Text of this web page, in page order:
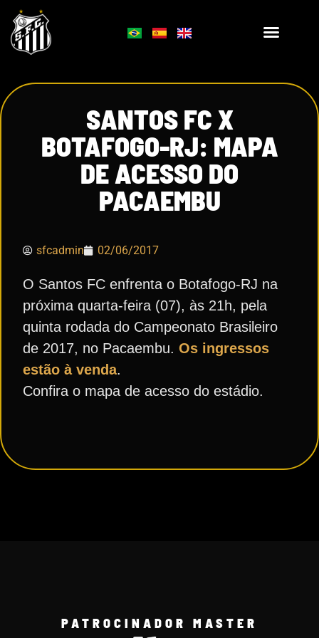
SANTOS FC X
BOTAFOGO-RJ: MAPA
DE ACESSO DO
PACAEMBU
sfcadmin 02/06/2017
O Santos FC enfrenta o Botafogo-RJ na
próxima quarta-feira (07), às 21h, pela
quinta rodada do Campeonato Brasileiro
de 2017, no Pacaembu. Os ingressos
estão à venda.
Confira o mapa de acesso do estádio.
PATROCINADOR MASTER